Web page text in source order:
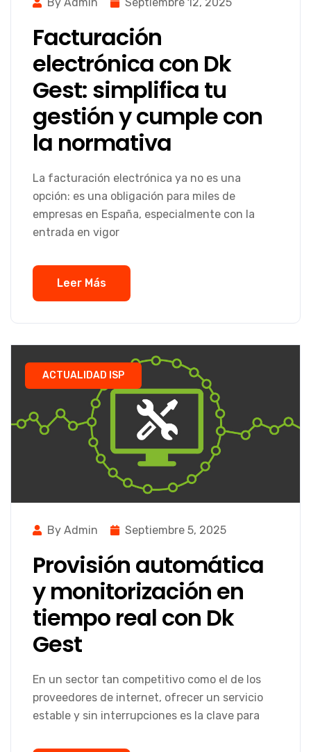
Facturación
electrónica con Dk
Gest: simplifica tu
gestión y cumple con
la normativa
La facturación electrónica ya no es una
opción: es una obligación para miles de
empresas en España, especialmente con la
entrada en vigor
Leer Más
ACTUALIDAD ISP
By Admin Septiembre 5, 2025
Provisión automática
y monitorización en
tiempo real con Dk
Gest
En un sector tan competitivo como el de los
proveedores de internet, ofrecer un servicio
estable y sin interrupciones es la clave para